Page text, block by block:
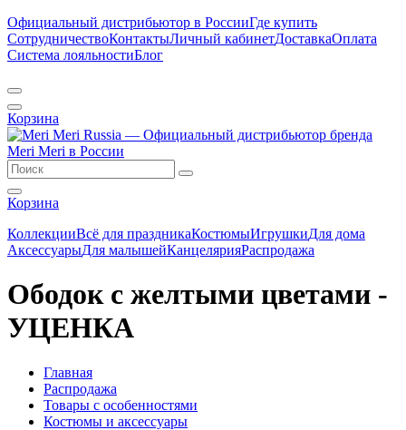
Официальный дистрибьютор в РоссииГде купить
СотрудничествоКонтактыЛичный кабинетДоставкаОплата
Система лояльностиБлог
Корзина
Корзина
КоллекцииВсё для праздникаКостюмыИгрушкиДля дома
АксессуарыДля малышейКанцелярияРаспродажа
Ободок с желтыми цветами -
УЦЕНКА
Главная
Распродажа
Товары с особенностями
Костюмы и аксессуары